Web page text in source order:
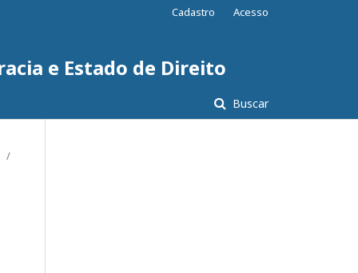
e Estado de Direito
Buscar
Cadastro Acesso
/